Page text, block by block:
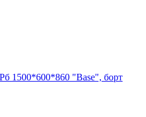
1500*600*860 "Base", борт